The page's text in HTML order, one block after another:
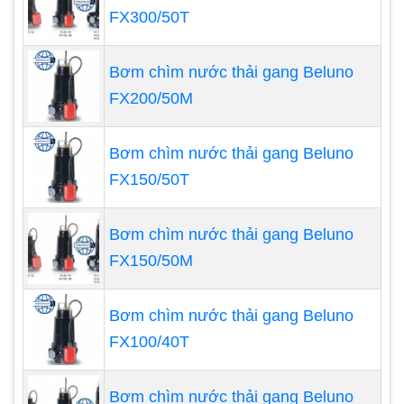
Hướng dẫn lựa chọn máy bơm
hóa chất cũ
Nếu không biết lựa chọn đúng cách, bạn có thể
FX300/50T
Bơm chìm nước thải gang Beluno
FX200/50M
Bơm chìm nước thải gang Beluno
FX150/50T
Bơm chìm nước thải gang Beluno
FX150/50M
Bơm chìm nước thải gang Beluno
FX100/40T
Bơm chìm nước thải gang Beluno